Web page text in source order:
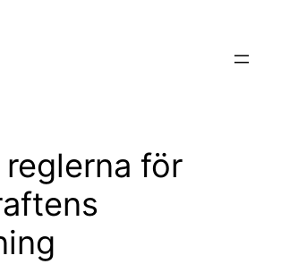
för